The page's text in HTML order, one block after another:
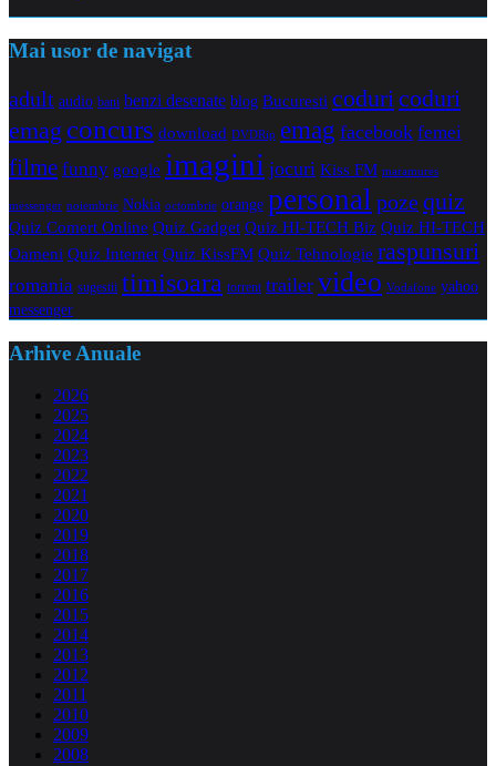
Mai usor de navigat
adult audio bani benzi desenate blog Bucuresti coduricoduri
emag concurs download DVDRip emag facebook femei
filme funny google imagini jocuri Kiss FM maramures
messenger noiembrie Nokia octombrie orange personal pozequiz
Quiz Comert Online Quiz Gadget Quiz HI-TECH Biz Quiz HI-TECH
Oameni Quiz Internet Quiz KissFM Quiz Tehnologie raspunsuri
romania sugestii timisoara torrent trailer video Vodafone yahoo
messenger
Arhive Anuale
2026
2025
2024
2023
2022
2021
2020
2019
2018
2017
2016
2015
2014
2013
2012
2011
2010
2009
2008